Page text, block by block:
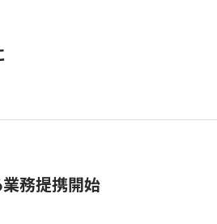
業務提携開始